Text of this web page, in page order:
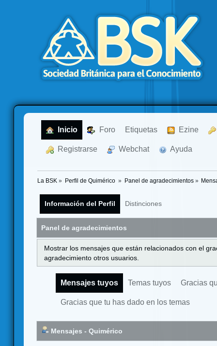
Inicio Foro Etiquetas Ezine
Registrarse Webchat Ayuda
La BSK » Perfil de Quimérico » Panel de agradecimientos»
Información del Perfil Distinciones
Panel de agradecimientos
Mostrar los mensajes que están relacionados con el
agradecimiento otros usuarios.
Mensajes tuyos Temas tuyos Gracias
Gracias que tu has dado en los temas
Mensajes - Quimérico